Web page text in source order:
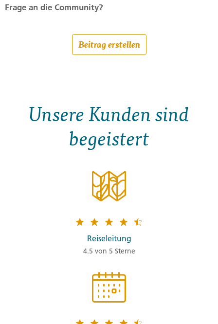
Frage an die Community?
Beitrag erstellen
Unsere Kunden sind
begeistert
Reiseleitung
4.5 von 5 Sterne